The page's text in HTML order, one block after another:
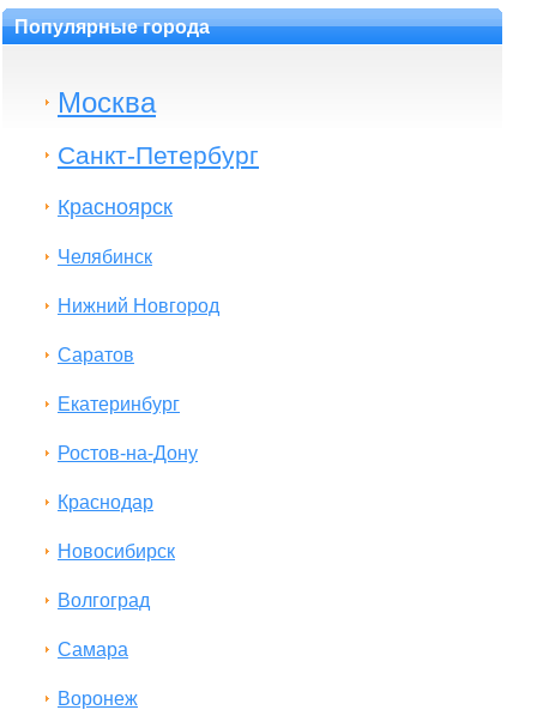
Популярные города
Москва
Санкт-Петербург
Красноярск
Челябинск
Нижний Новгород
Саратов
Екатеринбург
Ростов-на-Дону
Краснодар
Новосибирск
Волгоград
Самара
Воронеж